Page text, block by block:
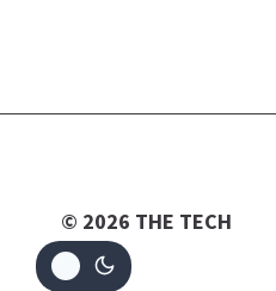
© 2026 THE TECH